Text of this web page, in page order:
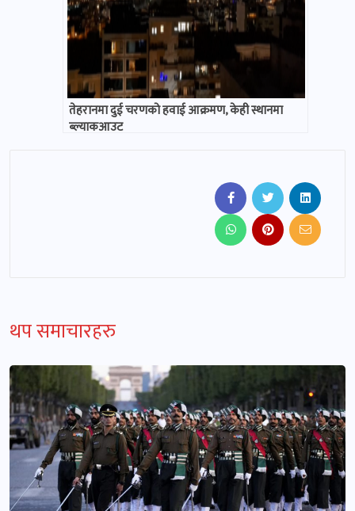
तेहरानमा दुई चरणको हवाई आक्रमण, केही स्थानमा
ब्ल्याकआउट
थप समाचारहरु